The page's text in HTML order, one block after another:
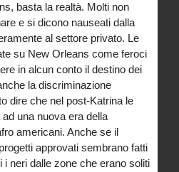
basta la realtà. Molti non
e si dicono nauseati dalla
al settore privato. Le
su New Orleans come feroci
in alcun conto il destino dei
la discriminazione
dire che nel post-Katrina le
una nuova era della
americani. Anche se il
approvati sembrano fatti
i neri dalle zone che erano soliti